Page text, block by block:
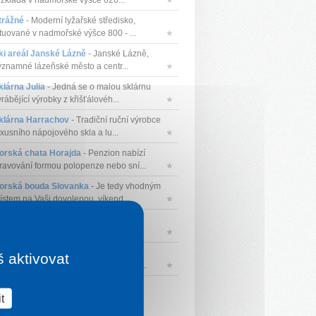
- Moderní lyžařské středisko,
v nadmořské výšce 800 - ...
★
areál Janské Lázně- Janské Lázně,
lázeňské město a centr...
★
Julia- Jedná se o malou sklárnu
výrobky z křišťálovéh...
★
Harrachov- Tradiční ruční výrobce
nápojového skla a lu...
★
chata Horajda- Penzion nabízí
formou polopenze nebo sní...
★
bouda Slovanka- Je tedy vhodným
na Vaši dovolenou, víkend ...
★
★
hora
- Černá hora je hora ve
Krkonoších, nacházející se...
★
aktivovat